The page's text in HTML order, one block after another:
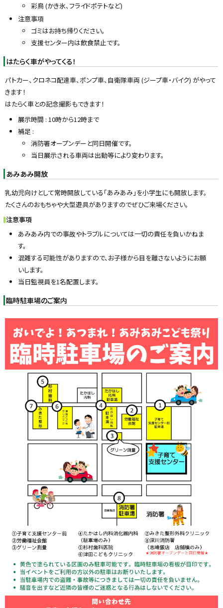
彩鳥 (かき氷、フライドポテトなど)
注意事項
ゴミはお持ち帰りください。
支援センター内は飲食禁止です。
はたらく車がやってくる！
パトカー、クロネコ配達車、ポンプ車、自衛隊車両 (ジープ車・バイク) がやって
きます！
はたらく車との記念撮影もできます！
展示時間 : 10時から12時まで
補足 :
消防署オープンデーと同日開催です。
当日展示される車両は出動等により変わります。
あみあみ開放
乳幼児向けとして常時開放している「あみあみ」を小学生にも開放します。
たくさんのおもちゃや大型遊具がありますのでぜひご来場ください。
注意事項
あみあみ内での事故やトラブルについては一切の責任を負いかねま
す。
混雑する可能性がありますので、お子様から目を離さないようにお願
いします。
当日監視員を1名配置します。
臨時駐車場のご案内